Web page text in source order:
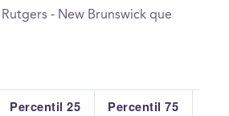
- New Brunswick que
Percentil 25 Percentil 75